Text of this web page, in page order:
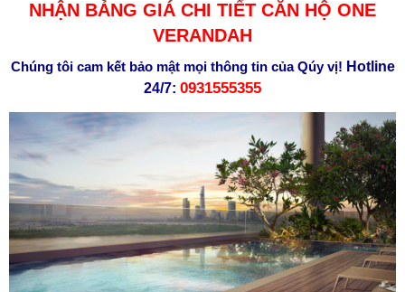
NHẬN BẢNG GIÁ CHI TIẾT CĂN HỘ ONE
VERANDAH
Chúng tôi cam kết bảo mật mọi thông tin của Qúy vị! Hotline
24/7: 0931555355